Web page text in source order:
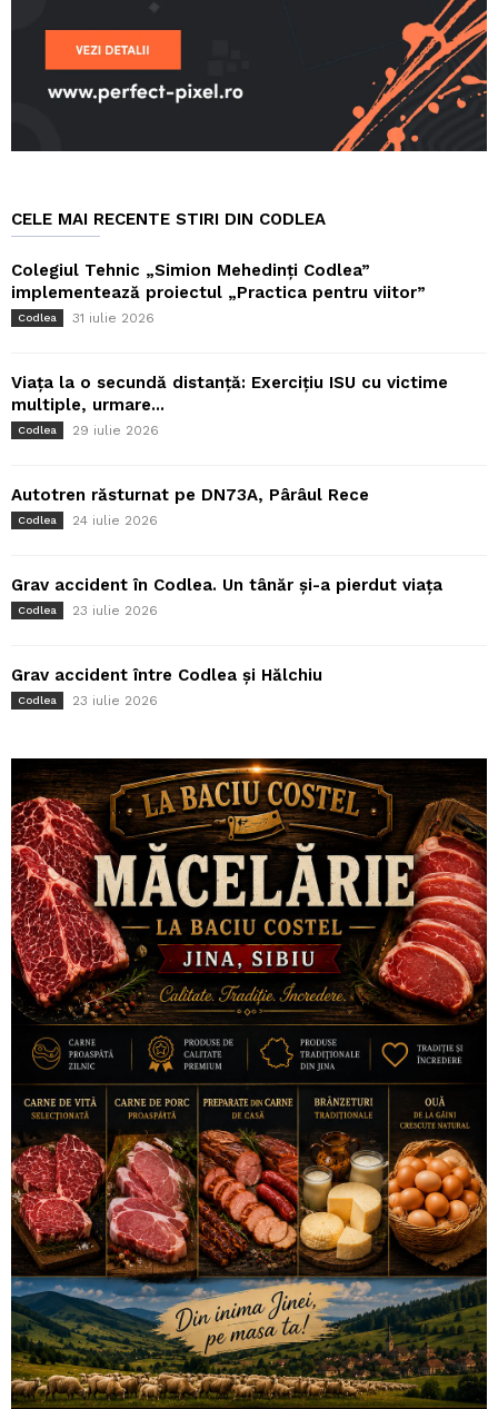
CELE MAI RECENTE STIRI DIN CODLEA
Colegiul Tehnic „Simion Mehedinți Codlea”
implementează proiectul „Practica pentru viitor”
Codlea 31 iulie 2026
Viața la o secundă distanță: Exercițiu ISU cu victime
multiple, urmare...
Codlea 29 iulie 2026
Autotren răsturnat pe DN73A, Pârâul Rece
Codlea 24 iulie 2026
Grav accident în Codlea. Un tânăr și-a pierdut viața
Codlea 23 iulie 2026
Grav accident între Codlea și Hălchiu
Codlea 23 iulie 2026